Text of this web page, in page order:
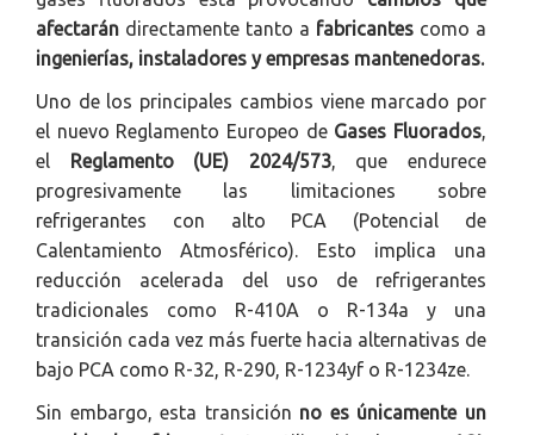
afectarán directamente tanto a fabricantes como a
ingenierías, instaladores y empresas mantenedoras.
Uno de los principales cambios viene marcado por
el nuevo Reglamento Europeo deGases Fluorados,
el Reglamento (UE) 2024/573, que endurece
progresivamente las limitaciones sobre
refrigerantes con alto PCA (Potencial de
Calentamiento Atmosférico). Esto implica una
reducción acelerada del uso de refrigerantes
tradicionales como R-410A o R-134a y una
transición cada vez más fuerte hacia alternativas de
bajo PCA como R-32, R-290, R-1234yf o R-1234ze.
Sin embargo, esta transición no es únicamente un